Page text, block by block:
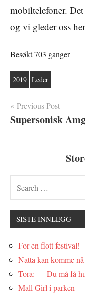
mobiltelefoner.
og vi gleder oss
Besøkt 703 ganger
2019 Leder
Previous Post
Supersonisk
SISTE INNLEGG
For en flott festival!
Natta kan komme nå
Tora: — Du må få
Mall Girl i parken